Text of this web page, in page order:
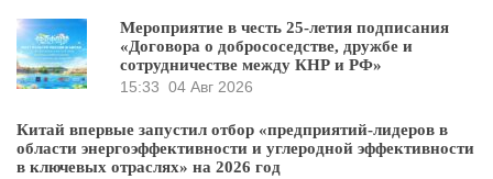
Мероприятие в честь 25-летия подписания
«Договора о добрососедстве, дружбе и
сотрудничестве между КНР и РФ»
15:33 04 Авг 2026
Китай впервые запустил отбор «предприятий-лидеров в
области энергоэффективности и углеродной эффективности
в ключевых отраслях» на 2026 год